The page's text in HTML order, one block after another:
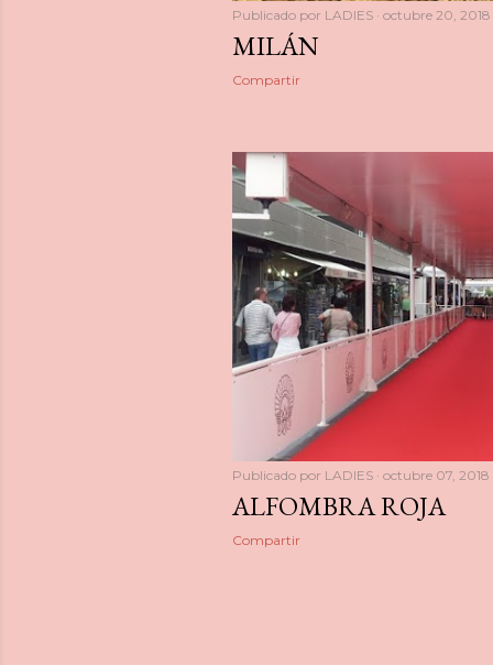
Publicado por LADIES octubre 20, 2018
MILÁN
Compartir
Publicado por LADIES octubre 07, 2018
ALFOMBRA ROJA
Compartir